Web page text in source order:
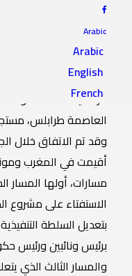
Arabic
Arabic
English
French
ناقش المجلس الأعلى
العاصمة طرابلس،
وقد تم الاتفاق خلال
أقيمت في المغرب
مسارات، أولها المسار
الاستفتاء على مشروع
بتعديل السلطة
برئيس ونائبين ورئيس